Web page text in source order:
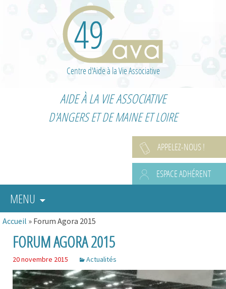
Centre d'Aide à la Vie Associative
AIDE À LA VIE ASSOCIATIVE
D'ANGERS ET DE MAINE ET LOIRE
APPELEZ-NOUS !
ESPACE ADHÉRENT
MENU
Accueil » Forum Agora 2015
FORUM AGORA 2015
20 novembre 2015 Actualités